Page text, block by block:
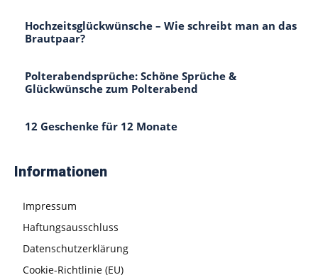
Hochzeitsglückwünsche – Wie schreibt man an das
Brautpaar?
Polterabendsprüche: Schöne Sprüche &
Glückwünsche zum Polterabend
12 Geschenke für 12 Monate
Informationen
Impressum
Haftungsausschluss
Datenschutzerklärung
Cookie-Richtlinie (EU)